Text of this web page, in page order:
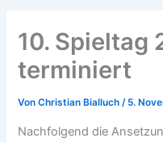
10. Spieltag
terminiert
VonChristian Bialluch/ 5.
Nachfolgend die